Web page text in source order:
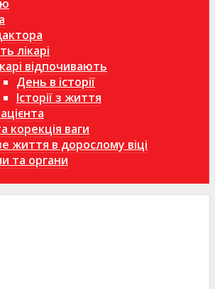
лікарі
відпочивають
День в історії
Історії з життя
корекція ваги
життя в дорослому віці
та органи